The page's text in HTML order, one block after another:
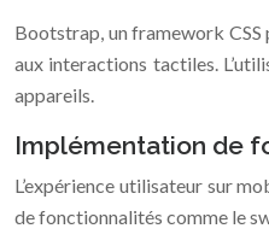
Bootstrap, un framework
aux interactions tactiles.
appareils.
Implémentation de
L’expérience utilisateur sur
de fonctionnalités comme le